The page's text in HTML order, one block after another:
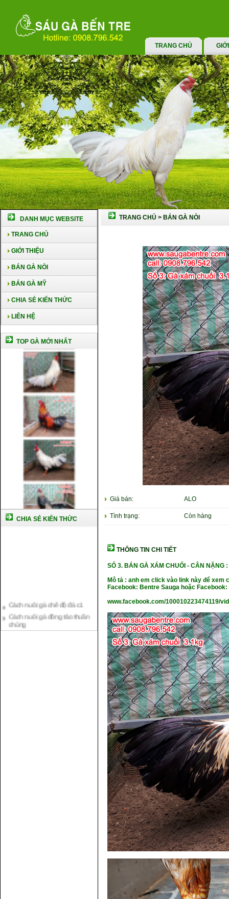
TRANG CHỦ
DANH MỤC WEBSITE
TRANG CHỦ
GIỚI THIỆU
BÁN GÀ NÒI
BÁN GÀ MỸ
CHIA SẺ KIẾN THỨC
LIÊN HỆ
TOP GÀ MỚI NHẤT
CHIA SẺ KIẾN THỨC
Cách nuôi gà đông tảo thuần
Kỹ thuật nuôi gà con mới nở
Hướng dẫn nuôi gà đá
TRANG CHỦ > BÁN GÀ NÒI
Giá bán: ALO
Tình trạng: Còn hàng
THÔNG TIN CHI TIẾT
SỐ 3. BÁN GÀ XÁM CHUỐI - CÂN NẶNG :
Mô tả : anh em click vào link này để
Facebook: Bentre Sauga hoặc Facebook:
www.facebook.com/100010223474119/